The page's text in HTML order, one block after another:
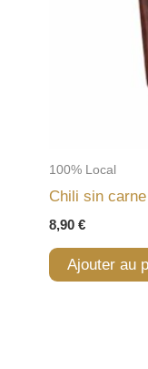
100% Local
Chili sin
8,90 €
Ajouter au